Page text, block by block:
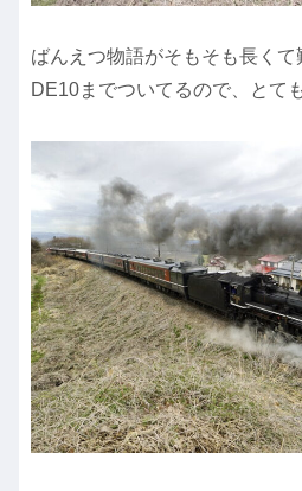
ばんえつ物語がそもそも長く
DE10までついてるので、とて